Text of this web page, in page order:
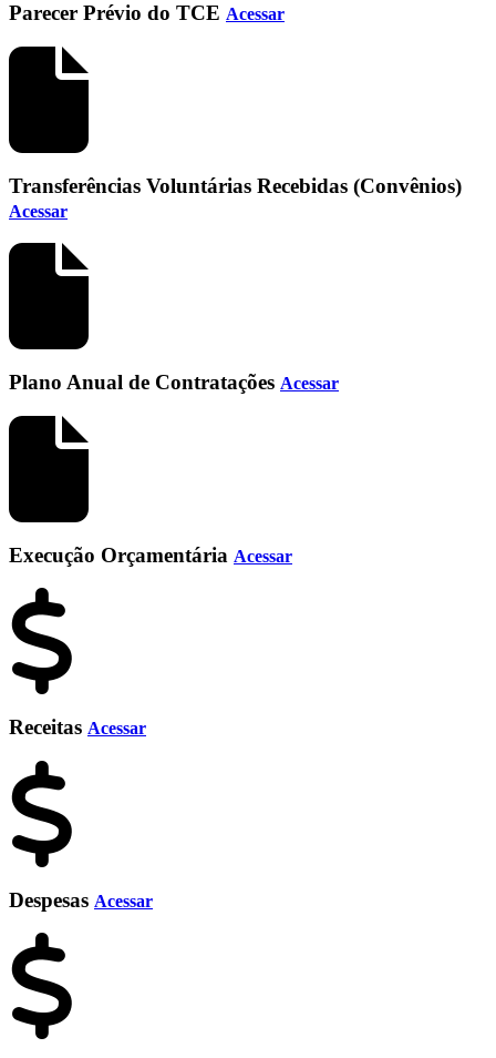
Parecer Prévio do TCE Acessar
Transferências Voluntárias Recebidas (Convênios)
Acessar
Plano Anual de Contratações Acessar
Execução Orçamentária Acessar
Receitas Acessar
Despesas Acessar